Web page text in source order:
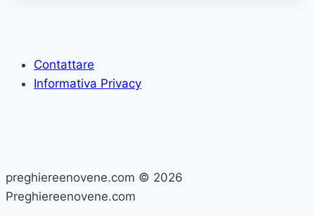
Contattare
Informativa Privacy
preghiereenovene.com © 2026
Preghiereenovene.com